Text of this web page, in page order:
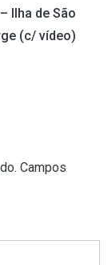
Ilha de São
(c/ vídeo)
Campos